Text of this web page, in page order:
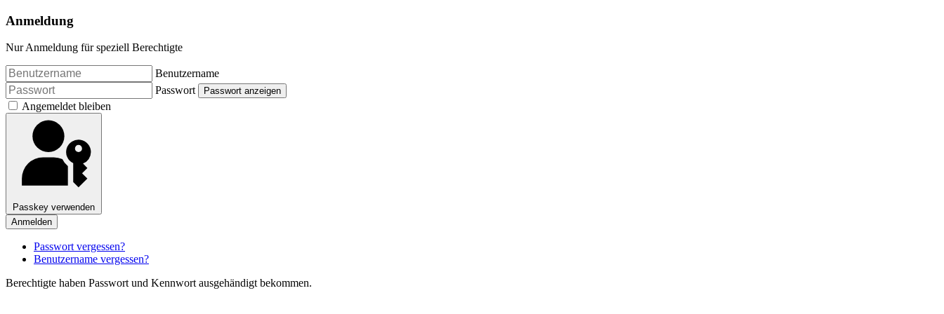
Anmeldung
Nur Anmeldung für speziell Berechtigte
Benutzername
Passwort
Passwort anzeigen
Angemeldet bleiben
Passkey verwenden
Anmelden
Passwort vergessen?
Benutzername vergessen?
Berechtigte haben Passwort und Kennwort ausgehändigt bekommen.